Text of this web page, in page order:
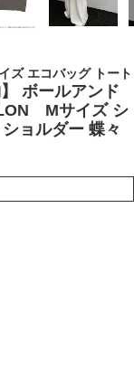
ズ エコバッグ トート
ボールアンド
Mサイズ シ
ョルダー 蝶々